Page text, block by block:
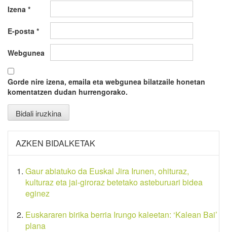
Izena *
E-posta *
Webgunea
Gorde nire izena, emaila eta webgunea bilatzaile honetan
komentatzen dudan hurrengorako.
AZKEN BIDALKETAK
Gaur abiatuko da Euskal Jira Irunen, ohituraz,
kulturaz eta jai-giroraz betetako asteburuari bidea
eginez
Euskararen birika berria Irungo kaleetan: ‘Kalean Bai’
plana